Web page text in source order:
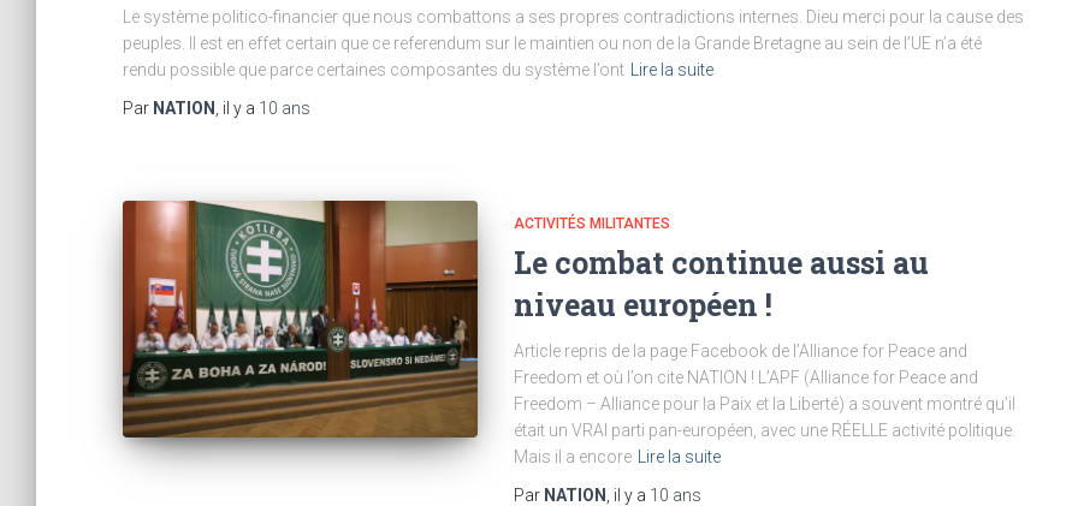
Le système politico-financier que nous combattons a ses propres contradictions internes. Dieu merci pour la cause des
peuples. Il est en effet certain que ce referendum sur le maintien ou non de la Grande Bretagne au sein de l’UE n’a été
rendu possible que parce certaines composantes du système l’ont
Lire la suite
Par NATION , il y a 10 ans
ACTIVITÉS MILITANTES
Le combat continue aussi au
niveau européen !
Article repris de la page Facebook de l’Alliance for Peace and
Freedom et où l’on cite NATION ! L’APF (Alliance for Peace and
Freedom – Alliance pour la Paix et la Liberté) a souvent montré qu’il
était un VRAI parti pan-européen, avec une RÉELLE activité politique.
Mais il a encore
Lire la suite
Par NATION , il y a 10 ans